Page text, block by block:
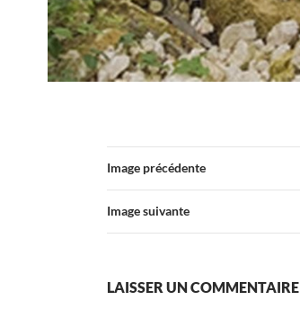
Image précédente
Image suivante
LAISSER UN COMMENTAIRE